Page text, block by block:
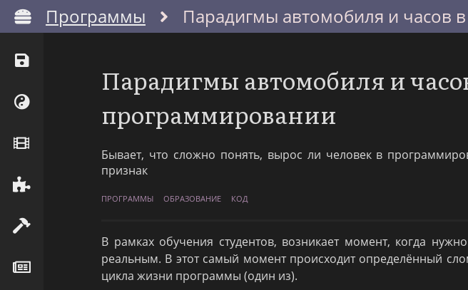
Программы Парадигмы автомобиля и часов
Парадигмы автомобиля и
программировании
Бывает, что сложно понять, вырос ли человек в
признак
ПРОГРАММЫ ОБРАЗОВАНИЕ КОД
В рамках обучения студентов, возникает момент, когда
реальным. В этот самый момент происходит определённый
цикла жизни программы (один из).